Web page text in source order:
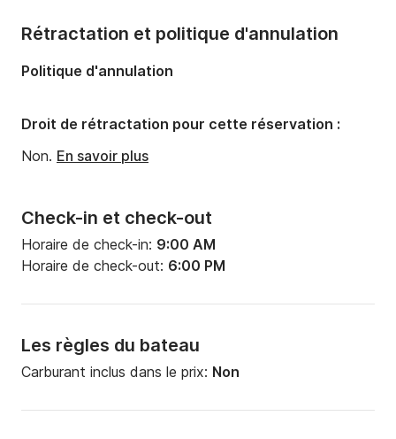
Check-in et check-out
Horaire de check-in: 9:00 AM
Horaire de check-out: 6:00 PM
Les règles du bateau
Carburant inclus dans le prix: Non
Rétractation et politique d'annulation
Politique d'annulation
Droit de rétractation pour cette réservation :
Non. En savoir plus